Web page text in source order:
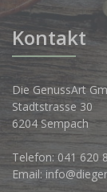
Kontakt
Die GenussArt
Stadtstrasse 30
6204 Sempach
Telefon: 041 620
Email: